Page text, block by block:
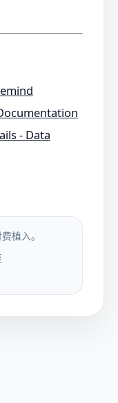
- Data
植入。